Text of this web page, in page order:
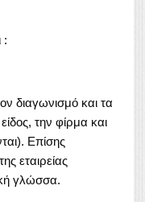
:
διαγωνισμό και τα
την φίρμα και
Επίσης
εταιρείας
γλώσσα.